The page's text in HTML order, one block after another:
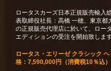
ロータスカーズ日本正規販売輸入
表取締役社⻑：⾼橋 ⼀穂、東京
の正規販売代理店に於いて、ロー
エディションの受注を開始致します
ロータス・エリーゼ クラシック
格：7,590,000円（消費税10％込）